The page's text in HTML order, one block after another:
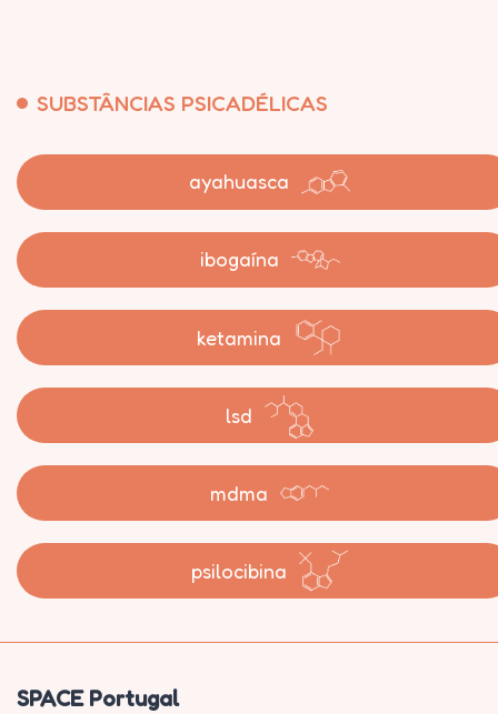
SUBSTÂNCIAS PSICADÉLICAS
ayahuasca
ibogaína
ketamina
lsd
mdma
psilocibina
SPACE Portugal